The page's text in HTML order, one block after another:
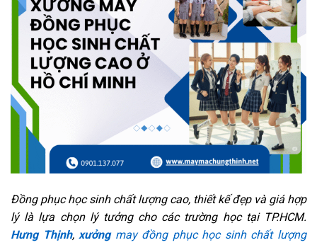
Đồng phục học sinh chất lượng cao, thiết kế đẹp và giá hợp
lý là lựa chọn lý tưởng cho các trường học tại TP.HCM.
Hưng Thịnh,xưởngmay đồng phục học sinh chất lượng